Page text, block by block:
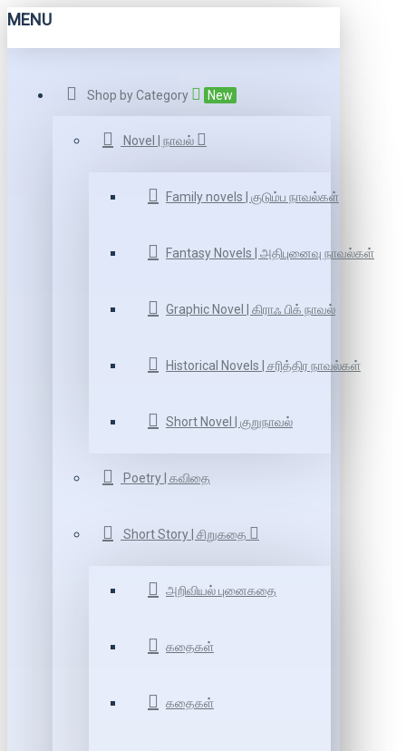
MENU
Shop by Category New
Novel | நாவல்
Family novels | குடும்ப நாவல்கள்
Fantasy Novels | அதிபுனைவு நாவல்கள்
Graphic Novel | கிராஃ பிக் நாவல்
Historical Novels | சரித்திர நாவல்கள்
Short Novel | குறுநாவல்
Poetry | கவிதை
Short Story | சிறுகதை
அறிவியல் புனைகதை
கதைகள்
கதைகள்